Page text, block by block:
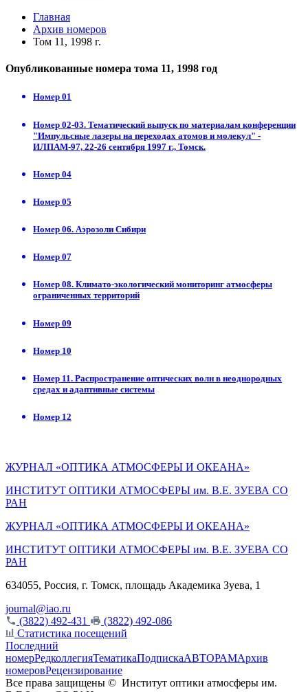
Главная
Архив номеров
Том 11, 1998 г.
Опубликованные номера тома 11, 1998 год
Номер 01
Номер 02-03. Тематический выпуск по материалам конференции
"Импульсные лазеры на переходах атомов и молекул" -
ИЛПАМ-97, 22-26 сентября 1997 г., Томск.
Номер 04
Номер 05
Номер 06. Аэрозоли Сибири
Номер 07
Номер 08. Климато-экологический мониторинг атмосферы
ограниченных территорий
Номер 09
Номер 10
Номер 11. Распространение оптических волн в неоднородных
средах и адаптивные системы
Номер 12
ЖУРНАЛ «ОПТИКА АТМОСФЕРЫ И ОКЕАНА»
ИНСТИТУТ ОПТИКИ АТМОСФЕРЫ им. В.Е. ЗУЕВА СО
РАН
ЖУРНАЛ «ОПТИКА АТМОСФЕРЫ И ОКЕАНА»
ИНСТИТУТ ОПТИКИ АТМОСФЕРЫ им. В.Е. ЗУЕВА СО
РАН
634055, Россия, г. Томск, площадь Академика Зуева, 1
journal@iao.ru
(3822) 492-431
(3822) 492-086
Статистика посещений
Последний
номерРедколлегияТематикаПодпискаАВТОРАМАрхив
номеровРецензирование
Все права защищены © Институт оптики атмосферы им.